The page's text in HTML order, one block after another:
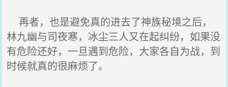
再者，也是避免真的进去了神族秘境之后，
林九幽与司夜寒，冰尘三人又在起纠纷，如果没
有危险还好，一旦遇到危险，大家各自为战，到
时候就真的很麻烦了。